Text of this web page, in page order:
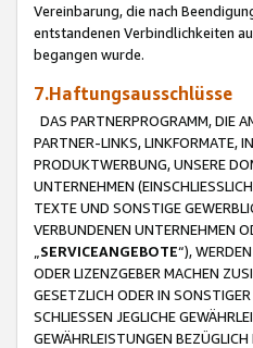
Vereinbarung, die nach
entstandenen Verbindlichkeiten
begangen wurde.
7.Haftungsausschlüsse
DAS PARTNERPROGRAMM, DIE
PARTNER-LINKS, LINKFORMATE,
PRODUKTWERBUNG, UNSERE
UNTERNEHMEN
TEXTE UND SONSTIGE
VERBUNDENEN UNTERNEHMEN
SERVICEANGEBOTE“),
ODER LIZENZGEBER MACHEN
GESETZLICH ODER IN
SCHLIESSEN JEGLICHE
GEWÄHRLEISTUNGEN